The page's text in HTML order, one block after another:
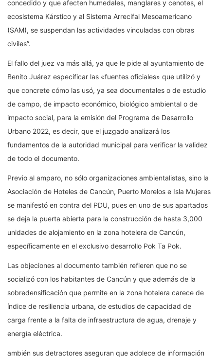
concedido y que afecten humedales, manglares y cenotes, el
ecosistema Kárstico y al Sistema Arrecifal Mesoamericano
(SAM), se suspendan las actividades vinculadas con obras
civiles”.
El fallo del juez va más allá, ya que le pide al ayuntamiento de
Benito Juárez especificar las «fuentes oficiales» que utilizó y
que concrete cómo las usó, ya sea documentales o de estudio
de campo, de impacto económico, biológico ambiental o de
impacto social, para la emisión del Programa de Desarrollo
Urbano 2022, es decir, que el juzgado analizará los
fundamentos de la autoridad municipal para verificar la validez
de todo el documento.
Previo al amparo, no sólo organizaciones ambientalistas, sino la
Asociación de Hoteles de Cancún, Puerto Morelos e Isla Mujeres
se manifestó en contra del PDU, pues en uno de sus apartados
se deja la puerta abierta para la construcción de hasta 3,000
unidades de alojamiento en la zona hotelera de Cancún,
específicamente en el exclusivo desarrollo Pok Ta Pok.
Las objeciones al documento también refieren que no se
socializó con los habitantes de Cancún y que además de la
sobredensificación que permite en la zona hotelera carece de
índice de resiliencia urbana, de estudios de capacidad de
carga frente a la falta de infraestructura de agua, drenaje y
energía eléctrica.
ambién sus detractores aseguran que adolece de información